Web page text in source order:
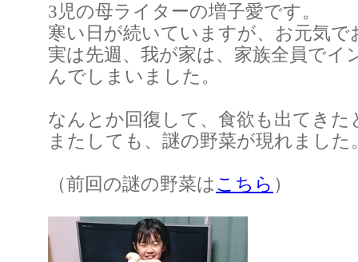
3児の母ライターの増子愛です。
寒い日が続いていますが、お元気で
実は先週、我が家は、家族全員でイ
んでしまいました。
なんとか回復して、食欲も出てきた
またしても、謎の野菜が現れました
（前回の謎の野菜はこちら ）